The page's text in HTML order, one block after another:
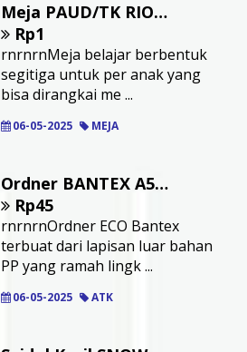
Meja PAUD/TK RIONE Modular Triangle
Rp1
rnrnrnMeja belajar berbentuk
segitiga untuk per anak yang
bisa dirangkai me ...
06-05-2025 MEJA
Ordner BANTEX A5 Kapasitas 7 cm Cover PP Biru
Rp45
rnrnrnOrdner ECO Bantex
terbuat dari lapisan luar bahan
PP yang ramah lingk ...
06-05-2025 ATK